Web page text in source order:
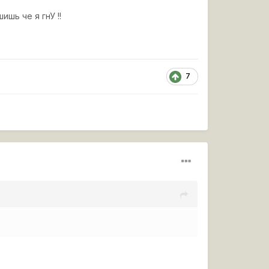
че я гнУ !!
7